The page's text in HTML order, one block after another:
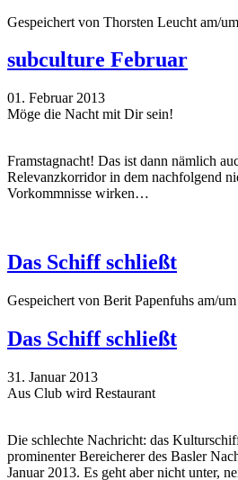
Gespeichert von Thorsten Leucht am/
subculture Februar
01. Februar 2013
Möge die Nacht mit Dir sein!
Framstagnacht! Das ist dann nämlich
Relevanzkorridor in dem nachfolgend
Vorkommnisse wirken…
Das Schiff schließt
Gespeichert von Berit Papenfuhs am/
Das Schiff schließt
31. Januar 2013
Aus Club wird Restaurant
Die schlechte Nachricht: das
prominenter Bereicherer des Basler
Januar 2013. Es geht aber nicht unter,